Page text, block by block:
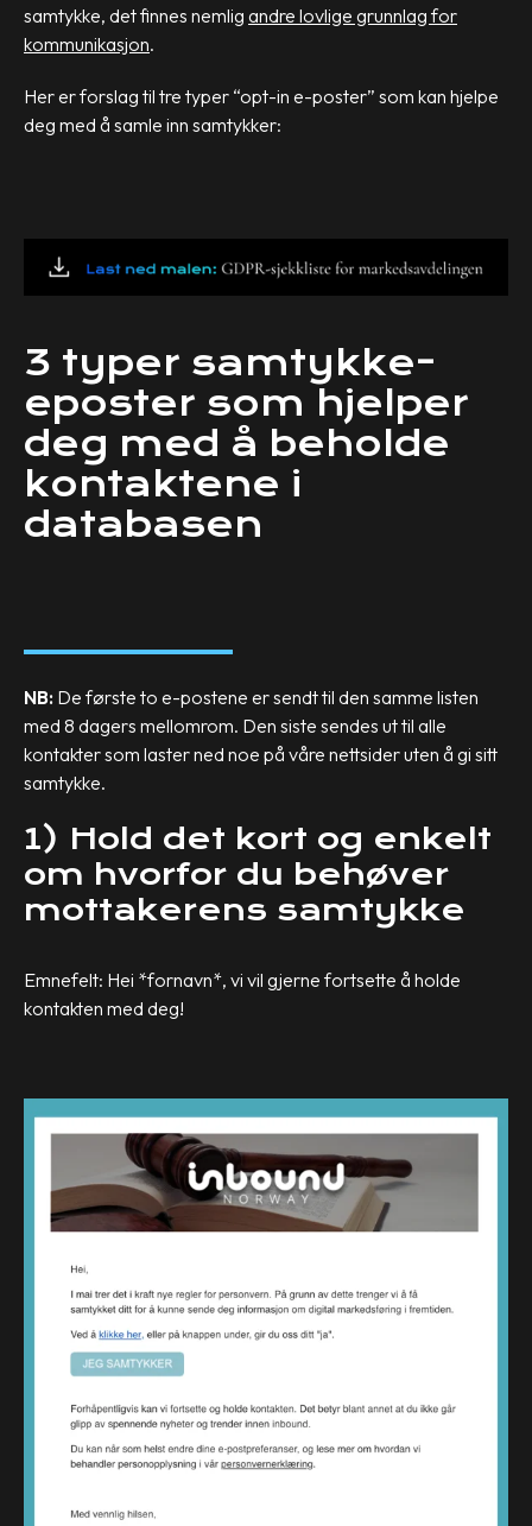
samtykke, det finnes nemlig andre lovlige grunnlag for
kommunikasjon.
Her er forslag til tre typer “opt-in e-poster” som kan hjelpe
deg med å samle inn samtykker:
3 typer samtykke-
eposter som hjelper
deg med å beholde
kontaktene i
databasen
NB: De første to e-postene er sendt til den samme listen
med 8 dagers mellomrom. Den siste sendes ut til alle
kontakter som laster ned noe på våre nettsider uten å gi sitt
samtykke.
1) Hold det kort og enkelt
om hvorfor du behøver
mottakerens samtykke
Emnefelt: Hei *fornavn*, vi vil gjerne fortsette å holde
kontakten med deg!